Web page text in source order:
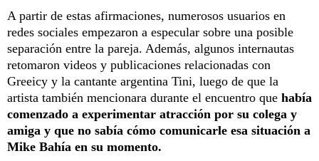
A partir de estas afirmaciones, numerosos usuarios en
redes sociales empezaron a especular sobre una posible
separación entre la pareja. Además, algunos internautas
retomaron videos y publicaciones relacionadas con
Greeicy y la cantante argentina Tini, luego de que la
artista también mencionara durante el encuentro que había
comenzado a experimentar atracción por su colega y
amiga y que no sabía cómo comunicarle esa situación a
Mike Bahía en su momento.